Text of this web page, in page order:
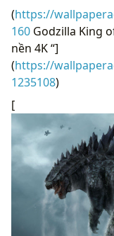
(https://
160 Godzilla King
nền 4K “]
(https://
1235108)
[